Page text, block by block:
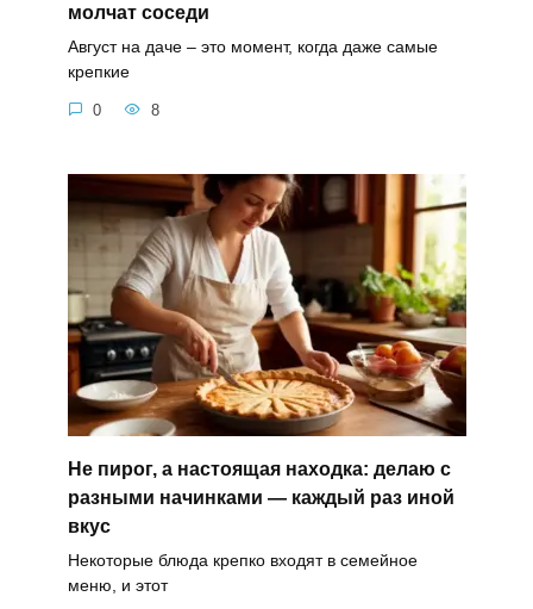
молчат соседи
Август на даче – это момент, когда даже самые
крепкие
0 8
Не пирог, а настоящая находка: делаю с
разными начинками — каждый раз иной
вкус
Некоторые блюда крепко входят в семейное
меню, и этот